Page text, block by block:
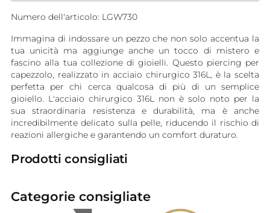
Numero dell'articolo: LGW730
Immagina di indossare un pezzo che non solo accentua la
tua unicità ma aggiunge anche un tocco di mistero e
fascino alla tua collezione di gioielli. Questo piercing per
capezzolo, realizzato in acciaio chirurgico 316L, è la scelta
perfetta per chi cerca qualcosa di più di un semplice
gioiello. L'acciaio chirurgico 316L non è solo noto per la
sua straordinaria resistenza e durabilità, ma è anche
incredibilmente delicato sulla pelle, riducendo il rischio di
reazioni allergiche e garantendo un comfort duraturo.
Prodotti consigliati
Categorie consigliate